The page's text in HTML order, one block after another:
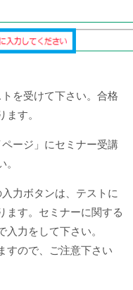
を受けて下さい。合格
す。
ページ」にセミナー受講
力ボタンは、テストに
ます。セミナーに関する
力をして下さい。
すので、ご注意下さい